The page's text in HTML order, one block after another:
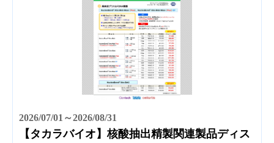
2026/07/01～2026/08/31
【タカラバイオ】核酸抽出精製関連製品ディス